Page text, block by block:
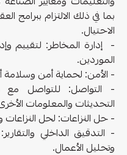
بما في ذلك الالتزام ببرامج
الاحتيال.
- إدارة المخاطر: لتقييم
الموردين.
- الأمن: لحماية أمن وسلامة
- التواصل: للتواصل مع
التحديثات والمعلومات
- حل النزاعات: لحل النزاعات
- التدقيق الداخلي
وتحليل الأعمال.